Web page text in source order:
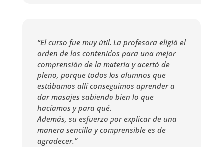
“El curso fue muy útil. La profesora eligió el
orden de los contenidos para una mejor
comprensión de la materia y acertó de
pleno, porque todos los alumnos que
estábamos allí conseguimos aprender a
dar masajes sabiendo bien lo que
hacíamos y para qué.
Además, su esfuerzo por explicar de una
manera sencilla y comprensible es de
agradecer.”